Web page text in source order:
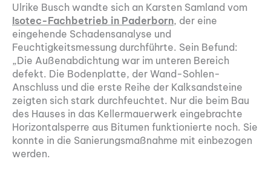
Ulrike Busch wandte sich an Karsten Samland vom
Isotec-Fachbetrieb in Paderborn, der eine
eingehende Schadensanalyse und
Feuchtigkeitsmessung durchführte. Sein Befund:
„Die Außenabdichtung war im unteren Bereich
defekt. Die Bodenplatte, der Wand-Sohlen-
Anschluss und die erste Reihe der Kalksandsteine
zeigten sich stark durchfeuchtet. Nur die beim Bau
des Hauses in das Kellermauerwerk eingebrachte
Horizontalsperre aus Bitumen funktionierte noch. Sie
konnte in die Sanierungsmaßnahme mit ein­bezogen
werden.